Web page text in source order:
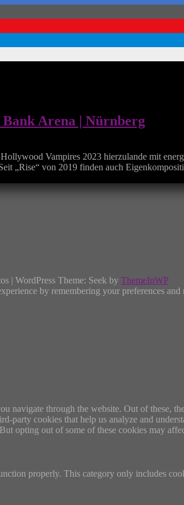
Bank Arena | Nürnberg
Vampires 2023 hierzulande mit
„Rise“ von 2019 finden auch
| WordPress Theme: Seek by ThemeInWP
by remembering your preferences
navigate through the website. Out of these,
party cookies that help us analyze and
opting out of some of these cookies may
properly. This category only includes